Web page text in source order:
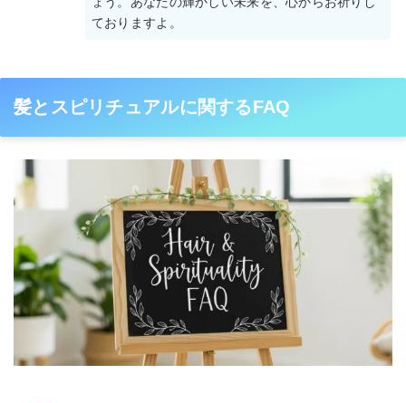
ておりますよ。
髪とスピリチュアルに関するFAQ